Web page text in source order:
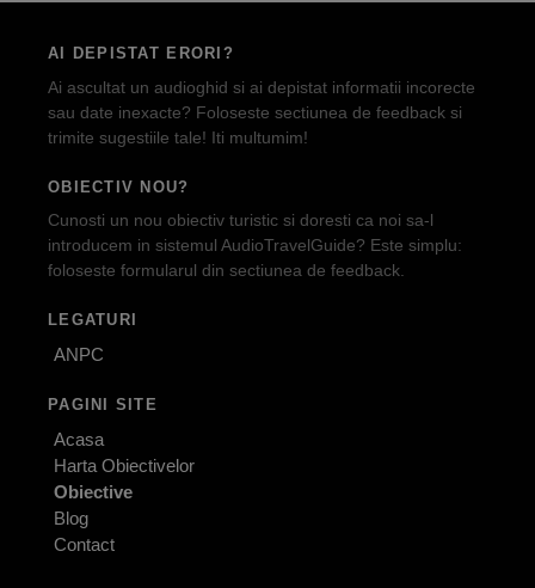
AI DEPISTAT ERORI?
Ai ascultat un audioghid si ai depistat informatii incorecte
sau date inexacte? Foloseste sectiunea de feedback si
trimite sugestiile tale! Iti multumim!
OBIECTIV NOU?
Cunosti un nou obiectiv turistic si doresti ca noi sa-l
introducem in sistemul AudioTravelGuide? Este simplu:
foloseste formularul din sectiunea de feedback.
LEGATURI
ANPC
PAGINI SITE
Acasa
Harta Obiectivelor
Obiective
Blog
Contact